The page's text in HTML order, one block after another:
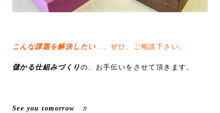
こんな課題を解決したい …、ぜひ、ご相談下さい。
儲かる仕組みづくりの、お手伝いをさせて頂きます。
See you tomorrow ♬